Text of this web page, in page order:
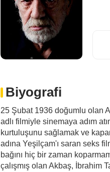
Biyografi
25 Şubat 1936 doğumlu olan
adlı filmiyle sinemaya adım
kurtuluşunu sağlamak ve
adına Yeşilçam'ı saran seks
bağını hiç bir zaman
çalışmış olan Akbaş, İbrahim